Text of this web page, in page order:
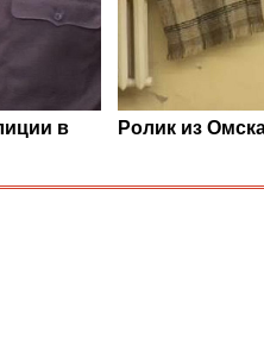
в
Ролик из